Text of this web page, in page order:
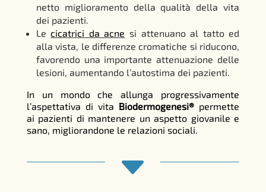
netto miglioramento della qualità della vita
dei pazienti.
Lecicatrici da acne si attenuano al tatto ed
alla vista, le differenze cromatiche si riducono,
favorendo una importante attenuazione delle
lesioni, aumentando l’autostima dei pazienti.
In un mondo che allunga progressivamente
l’aspettativa di vita Biodermogenesi® permette
ai pazienti di mantenere un aspetto giovanile e
sano, migliorandone le relazioni sociali.
C